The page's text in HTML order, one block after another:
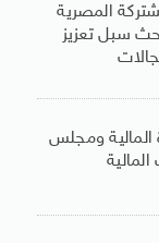
المصرية
سبل تعزيز
المالية ومجلس